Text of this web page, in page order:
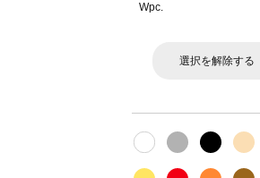
Wpc.
選択を解除する